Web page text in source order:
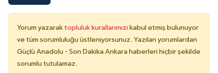
Yorum yazarak topluluk kurallarımızı kabul etmiş bulunuyor
ve tüm sorumluluğu üstleniyorsunuz. Yazılan yorumlardan
Güçlü Anadolu - Son Dakika Ankara haberleri hiçbir şekilde
sorumlu tutulamaz.